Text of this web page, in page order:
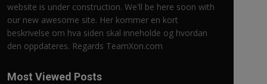
website is under construction. We'll be here soon with
our new awesome site. Her kommer en kort
beskrivelse om hva siden skal inneholde og hvordan
den oppdateres. Regards TeamXon.com
Most Viewed Posts